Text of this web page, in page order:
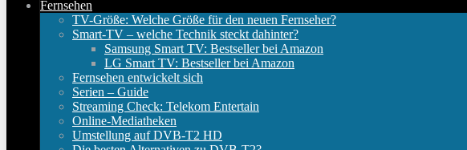
Fernsehen
TV-Größe: Welche Größe für den neuen Fernseher?
Smart-TV – welche Technik steckt dahinter?
Samsung Smart TV: Bestseller bei Amazon
LG Smart TV: Bestseller bei Amazon
Fernsehen entwickelt sich
Serien – Guide
Streaming Check: Telekom Entertain
Online-Mediatheken
Umstellung auf DVB-T2 HD